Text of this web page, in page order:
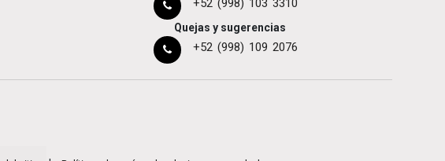
+52 (998) 103 3310
Quejas y sugerencias
+52 (998) 109 2076